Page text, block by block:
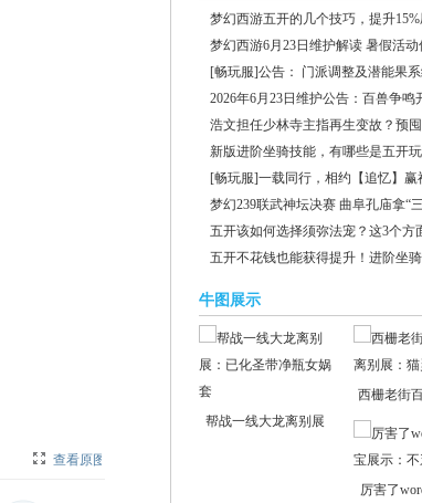
查看原图
梦幻西游五开的几个技巧，提升
梦幻西游6月23日维护解读 暑假活动
[畅玩服]公告： 门派调整及潜能果
2026年6月23日维护公告：百兽争鸣
浩文担任少林寺主指再生变故？预
新版进阶坐骑技能，有哪些是五开
[畅玩服]一载同行，相约【追忆】赢
梦幻239联武神坛决赛 曲阜孔庙拿“
五开该如何选择须弥法宠？这3个方
五开不花钱也能获得提升！进阶坐
牛图展示
帮战一线大龙离别展
西栅老街
厉害了